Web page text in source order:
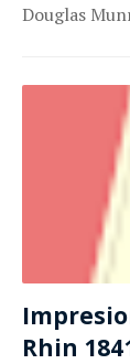
Douglas
Rhin